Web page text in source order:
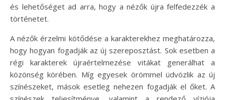
és lehetőséget ad arra, hogy a nézők újra felfedezzék a
történetet.
A nézők érzelmi kötődése a karakterekhez meghatározza,
hogy hogyan fogadják az új szereposztást. Sok esetben a
régi karakterek újraértelmezése vitákat generálhat a
közönség körében. Míg egyesek örömmel üdvözlik az új
színészeket, mások esetleg nehezen fogadják el őket. A